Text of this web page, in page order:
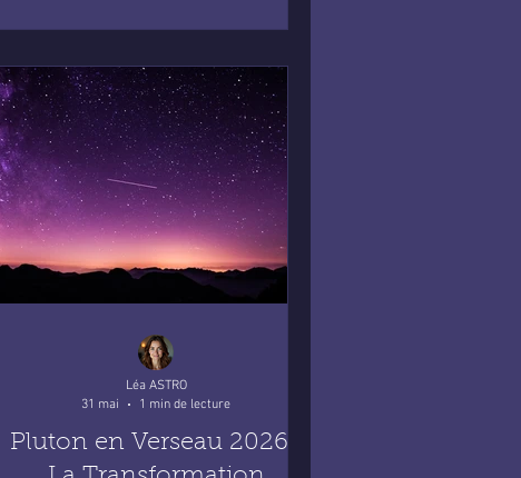
Pluton en Verseau 2026 :
Léa ASTRO
31 mai
1 min de lecture